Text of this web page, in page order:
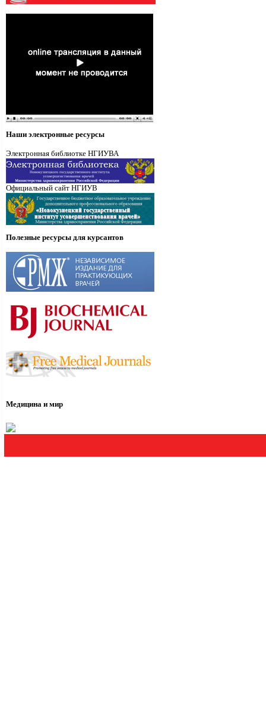
Наши электронные ресурсы
Электронная библиотке НГИУВА
Официальный сайт НГИУВ
Полезные ресурсы для курсантов
Медицина и мир